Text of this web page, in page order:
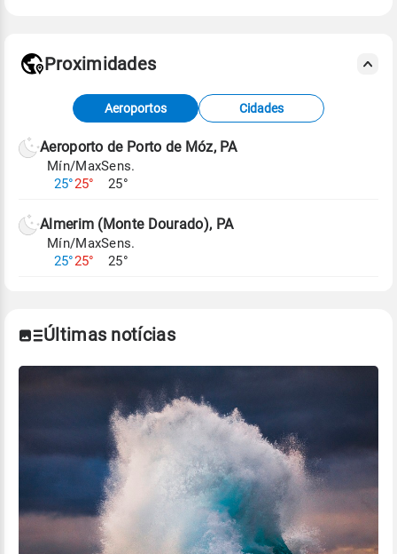
Fonte: dados combinados de estações
meteorológicas e satélite do Centro de Previsão
de Tempo e Estudos Climáticos (CPTEC).
Para obter mais informações sobre os dados
Proximidades
Aeroportos Cidades
Aeroporto de Porto de Móz, PA
Mín/Max
25°25°
Sens.
25°
Almerim (Monte Dourado), PA
Mín/Max
25°25°
Sens.
25°
Últimas notícias